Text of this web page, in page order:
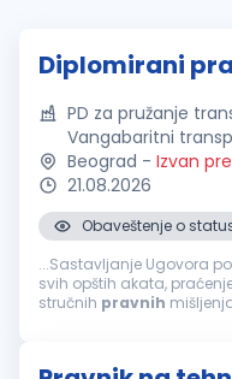
Diplomirani
PD za pružanje
Vangabaritni
Beograd - Izvan
21.08.2026
Obaveštenje o
...Sastavljanje Ugovora
svih opštih akata,
stručnih pravnih